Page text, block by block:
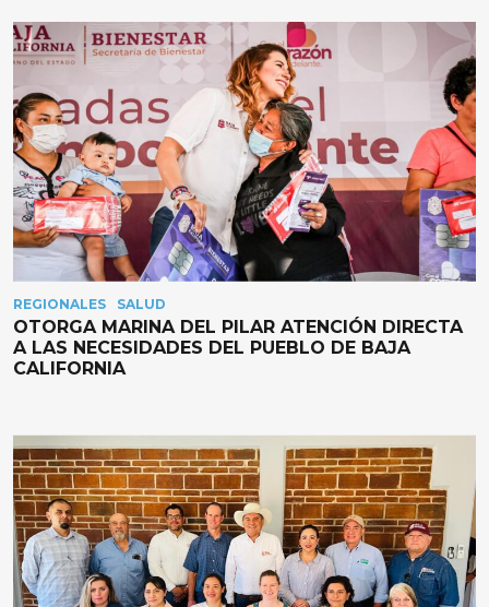
REGIONALES SALUD
OTORGA MARINA DEL PILAR ATENCIÓN DIRECTA
A LAS NECESIDADES DEL PUEBLO DE BAJA
CALIFORNIA